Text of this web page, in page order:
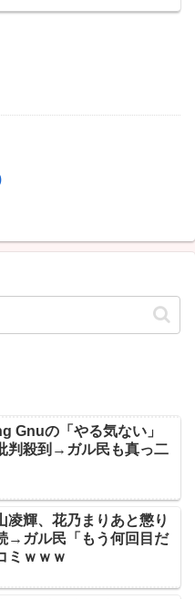
Gnuの「やる気ない」
判殺到→ガル民も真っ二
凌輝、花乃まりあと懲り
→ガル民「もう何回目だ
ミｗｗｗ